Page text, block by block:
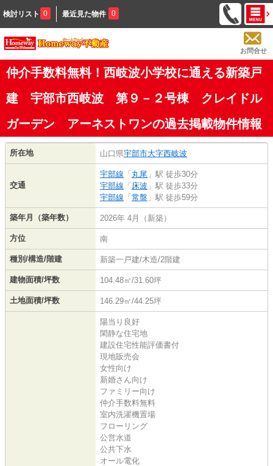
検討リスト 0 最近見た物件 0
お問合せ
仲介手数料無料！西岐波小学校に通える新築戸
建 宇部市西岐波 第９－２号棟 クレイドル
ガーデン アーネストワンの過去掲載物件情報
所在地 山口県宇部市大字西岐波
交通
宇部線 「 丸尾 」駅 徒歩30分
宇部線 「 床波 」駅 徒歩33分
宇部線 「 常盤 」駅 徒歩59分
築年月（築年数） 2026年 4月（新築）
方位 南
種別/構造/階建 新築一戸建/木造/2階建
建物面積/坪数 104.48㎡/31.60坪
土地面積/坪数 146.29㎡/44.25坪
陽当り良好
閑静な住宅地
建設住宅性能評価書付
現地販売会
女性向け
新婚さん向け
ファミリー向け
仲介手数料無料
室内洗濯機置場
フローリング
公営水道
公共下水
オール電化